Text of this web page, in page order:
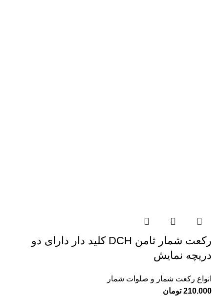
رکعت شمار ثامن DCH کلید دار دارای دو
دریچه نمایش
انواع رکعت شمار و صلوات شمار
210.000 تومان